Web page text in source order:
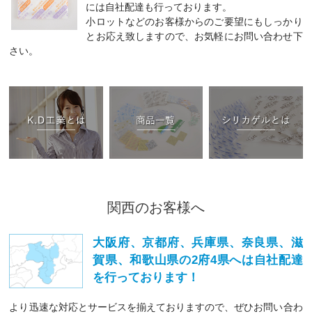
には自社配達も行っております。
小ロットなどのお客様からのご要望にもしっかり
とお応え致しますので、お気軽にお問い合わせ下
さい。
関西のお客様へ
大阪府、京都府、兵庫県、奈良県、滋
賀県、和歌山県の2府4県へは自社配達
を行っております！
より迅速な対応とサービスを揃えておりますので、ぜひお問い合わ